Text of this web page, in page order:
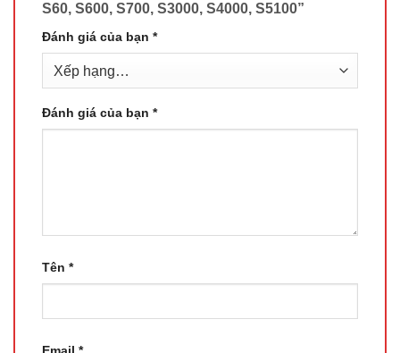
S60, S600, S700, S3000, S4000, S5100”
Đánh giá của bạn *
Đánh giá của bạn *
Tên *
Email *